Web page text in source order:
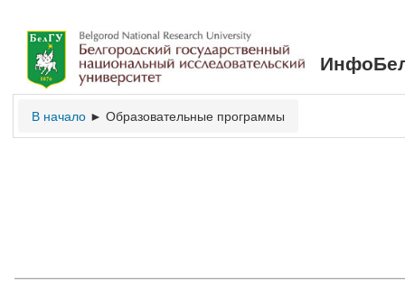
В начало ► Образовательные программы